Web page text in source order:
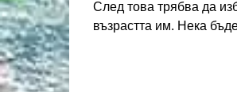
След това трябва да
възрастта им. Нека